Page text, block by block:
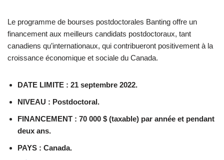
Le programme de bourses postdoctorales Banting offre un
financement aux meilleurs candidats postdoctoraux, tant
canadiens qu’internationaux, qui contribueront positivement à la
croissance économique et sociale du Canada.
DATE LIMITE : 21 septembre 2022.
NIVEAU : Postdoctoral.
FINANCEMENT : 70 000 $ (taxable) par année et pendant
deux ans.
PAYS : Canada.